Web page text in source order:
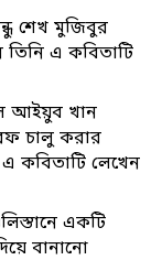
শেখ মুজিবুর
তিনি এ কবিতাটি
আইয়ুব খান
চালু করার
কবিতাটি লেখেন
একটি
বানানো